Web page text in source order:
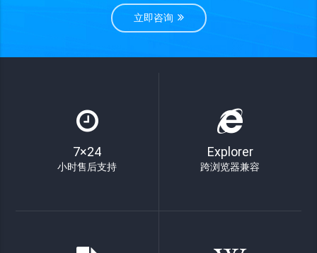
立即咨询
7×24
小时售后支持
Explorer
跨浏览器兼容